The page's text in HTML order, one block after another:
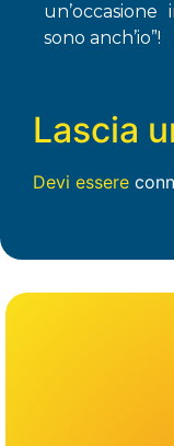
sono anch’io”!
Lascia
Devi essere